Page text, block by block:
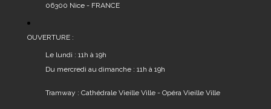
06300 Nice - FRANCE
OUVERTURE :
Le lundi : 11h à 19h
Du mercredi au dimanche : 11h à 19h
Tramway : Cathédrale Vieille Ville - Opéra Vieille Ville